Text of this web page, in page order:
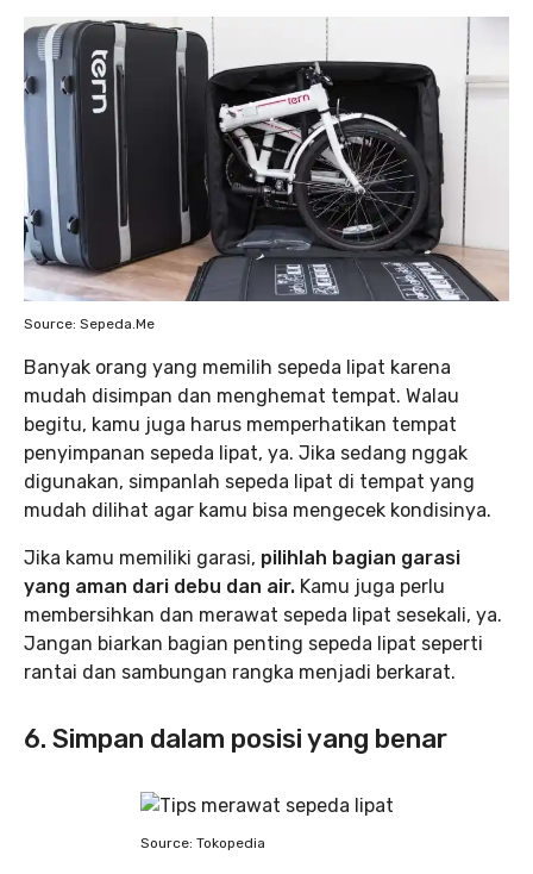
Source: Sepeda.Me
Banyak orang yang memilih sepeda lipat karena
mudah disimpan dan menghemat tempat. Walau
begitu, kamu juga harus memperhatikan tempat
penyimpanan sepeda lipat, ya. Jika sedang nggak
digunakan, simpanlah sepeda lipat di tempat yang
mudah dilihat agar kamu bisa mengecek kondisinya.
Jika kamu memiliki garasi, pilihlah bagian garasi
yang aman dari debu dan air. Kamu juga perlu
membersihkan dan merawat sepeda lipat sesekali, ya.
Jangan biarkan bagian penting sepeda lipat seperti
rantai dan sambungan rangka menjadi berkarat.
6. Simpan dalam posisi yang benar
Source: Tokopedia